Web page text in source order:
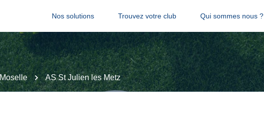
Nos solutions Trouvez votre club Qui sommes nous ?
Moselle AS St Julien les Metz